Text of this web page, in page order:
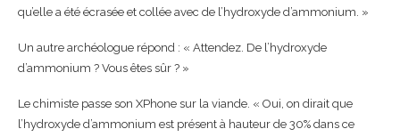
qu’elle a été écrasée et collée avec de l’hydroxyde d’ammonium. »
Un autre archéologue répond : « Attendez. De l’hydroxyde
d’ammonium ? Vous êtes sûr ? »
Le chimiste passe son XPhone sur la viande. « Oui, on dirait que
l’hydroxyde d’ammonium est présent à hauteur de 30% dans ce